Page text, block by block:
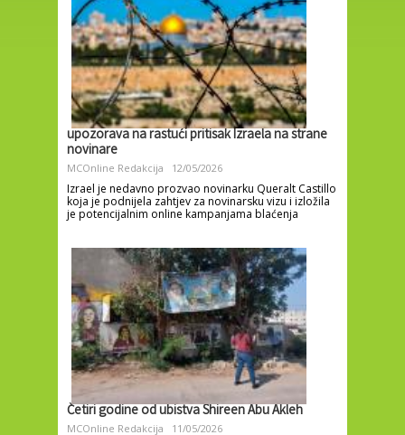
upozorava na rastući pritisak Izraela na strane
novinare
MCOnline Redakcija 12/05/2026
Izrael je nedavno prozvao novinarku Queralt Castillo
koja je podnijela zahtjev za novinarsku vizu i izložila
je potencijalnim online kampanjama blaćenja
Četiri godine od ubistva Shireen Abu Akleh
MCOnline Redakcija 11/05/2026